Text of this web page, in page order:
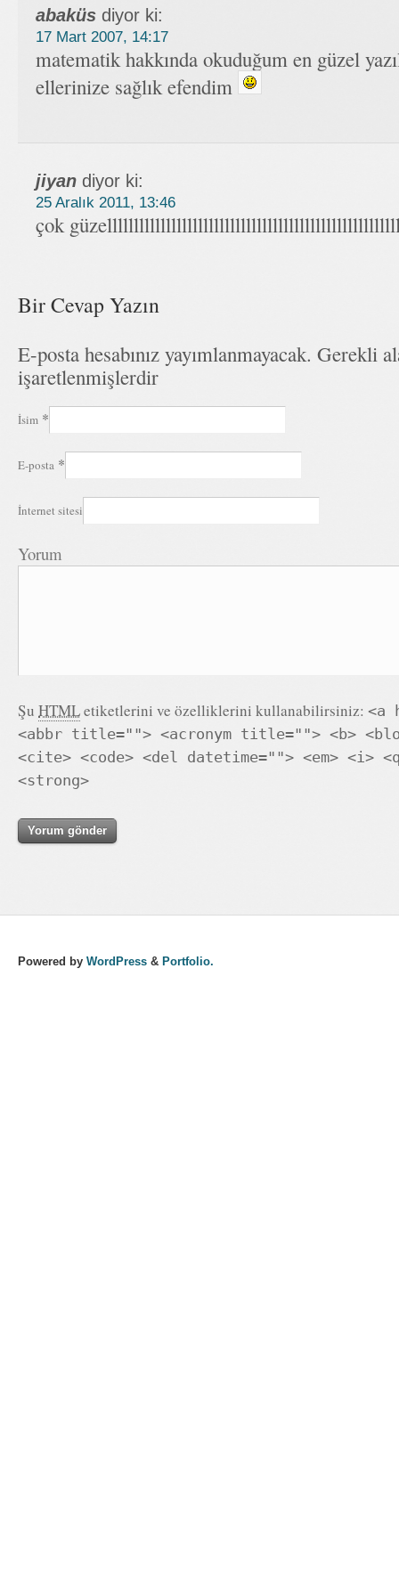
abaküs diyor ki:
17 Mart 2007, 14:17
matematik hakkında okuduğum en güzel
ellerinize sağlık efendim
jiyan diyor ki:
25 Aralık 2011, 13:46
çok
Bir Cevap Yazın
E-posta hesabınız yayımlanmayacak. Gerekli
işaretlenmişlerdir
İsim *
E-posta *
İnternet sitesi
Yorum
Şu HTMLetiketlerini ve özelliklerini kullanabilirsiniz: <a
<abbr title=""> <acronym title=""> <b>
<cite> <code> <del datetime=""> <em> <i>
<strong>
Powered by WordPress & Portfolio.